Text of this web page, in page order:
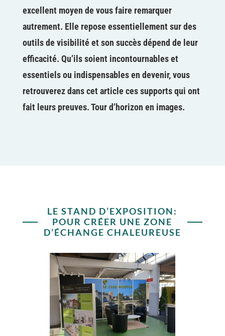
excellent moyen de vous faire remarquer
autrement. Elle repose essentiellement sur des
outils de visibilité et son succès dépend de leur
efficacité. Qu’ils soient incontournables et
essentiels ou indispensables en devenir, vous
retrouverez dans cet article ces supports qui ont
fait leurs preuves. Tour d’horizon en images.
LE STAND D’EXPOSITION:
POUR CRÉER UNE ZONE
D’ÉCHANGE CHALEUREUSE